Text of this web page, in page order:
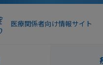
医療関係者向け情報サイト